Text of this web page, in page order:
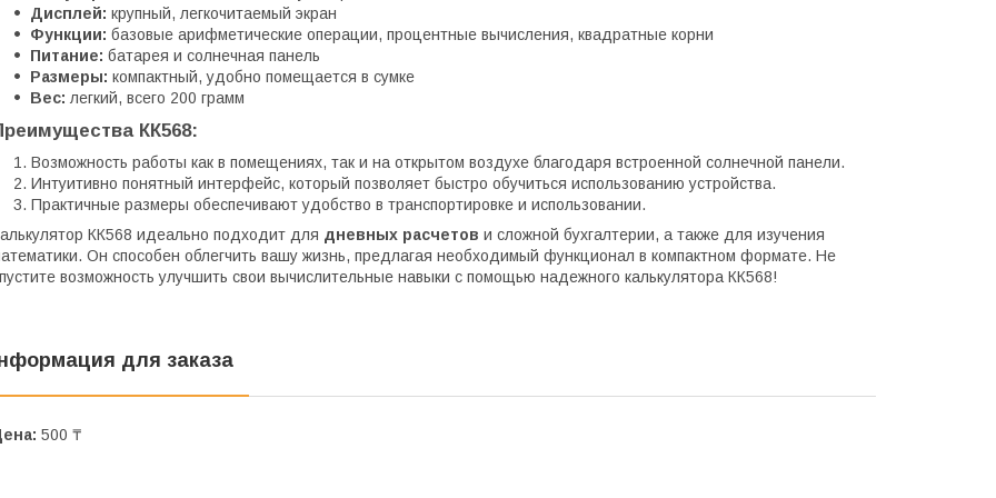
Дисплей: крупный, легкочитаемый экран
Функции: базовые арифметические операции, процентные вычисления, квадратные корни
Питание: батарея и солнечная панель
Размеры: компактный, удобно помещается в сумке
Вес: легкий, всего 200 грамм
КК568:
Возможность работы как в помещениях, так и на открытом воздухе благодаря встроенной солнечной панели.
Интуитивно понятный интерфейс, который позволяет быстро обучиться использованию устройства.
Практичные размеры обеспечивают удобство в транспортировке и использовании.
КК568 идеально подходит для дневных расчетов и сложной бухгалтерии, а также для изучения
Он способен облегчить вашу жизнь, предлагая необходимый функционал в компактном формате. Не
возможность улучшить свои вычислительные навыки с помощью надежного калькулятора КК568!
для заказа
500 ₸